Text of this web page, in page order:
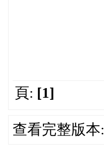
頁: [1]
查看完整版本: